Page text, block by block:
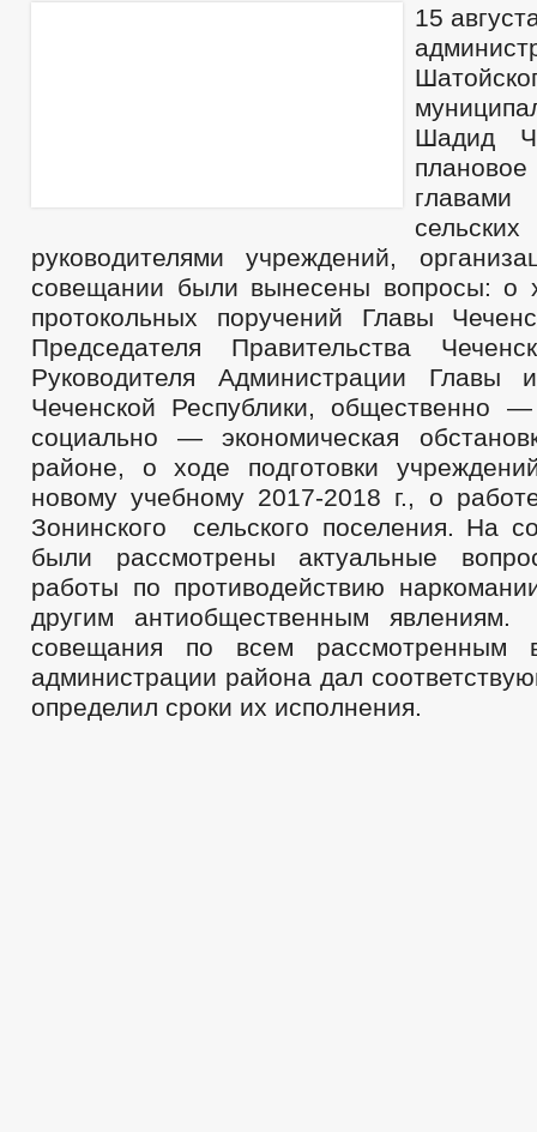
15
Шадид
главами
руководителями учреждений,
совещании были вынесены вопросы: о
протокольных поручений Главы
Председателя Правительства
Руководителя Администрации Главы
Чеченской Республики, общественно
социально — экономическая
районе, о ходе подготовки
новому учебному 2017-2018 г., о
Зонинского сельского поселения. На
были рассмотрены актуальные
работы по противодействию
другим антиобщественным
совещания по всем рассмотренным
администрации района дал
определил сроки их исполнения.